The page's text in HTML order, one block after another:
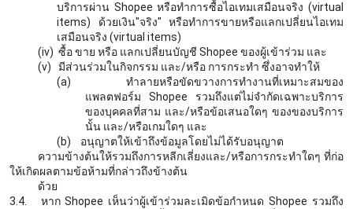
บริการผ่าน Shopee หรือทำการซื้อไอเทมเสมือนจริง (virtual
items) ด้วยเงิน"จริง" หรือทำการขายหรือแลกเปลี่ยนไอเทม
เสมือนจริง (virtual items)
(iv) ซื้อ ขาย หรือ แลกเปลี่ยนบัญชี Shopee ของผู้เข้าร่วม และ
(v)
มีส่วนร่วมในกิจกรรม และ/หรือ การกระทำ ซึ่งอาจทำให้
(a)
ทำลายหรือขัดขวางการทำงานที่เหมาะสมของ
แพลตฟอร์ม Shopee รวมถึงแต่ไม่จำกัดเฉพาะบริการ
ของบุคคลที่สาม และ/หรือข้อเสนอใดๆ ของของบริการ
นั้น และ/หรือเกมใดๆ และ
(b)
อนุญาตให้เข้าถึงข้อมูลโดยไม่ได้รับอนุญาต
ความข้างต้นให้รวมถึงการหลีกเลี่ยงและ/หรือการกระทำใดๆ ที่ก่อ
ให้เกิดผลตามข้อห้ามที่กล่าวถึงข้างต้น
ด้วย
3.4.
หากShopee เห็นว่าผู้เข้าร่วมละเมิดข้อกำหนด Shopee รวมถึง